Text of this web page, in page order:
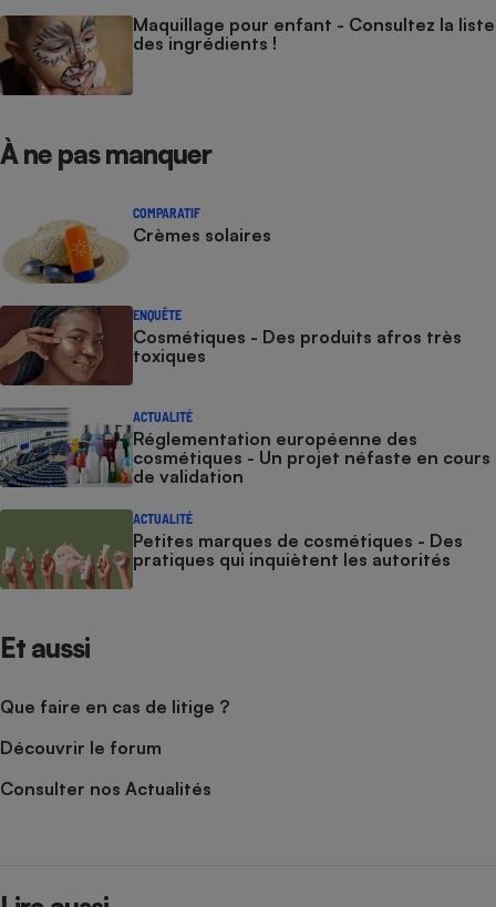
Maquillage pour enfant - Consultez la liste
des ingrédients !
À ne pas manquer
COMPARATIF
Crèmes solaires
ENQUÊTE
Cosmétiques - Des produits afros très
toxiques
ACTUALITÉ
Réglementation européenne des
cosmétiques - Un projet néfaste en cours
de validation
ACTUALITÉ
Petites marques de cosmétiques - Des
pratiques qui inquiètent les autorités
Et aussi
Que faire en cas de litige ?
Découvrir le forum
Consulter nos Actualités